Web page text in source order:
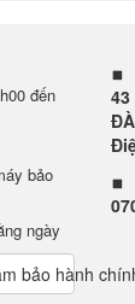
đến
bảo
ngày
bảo hành
43